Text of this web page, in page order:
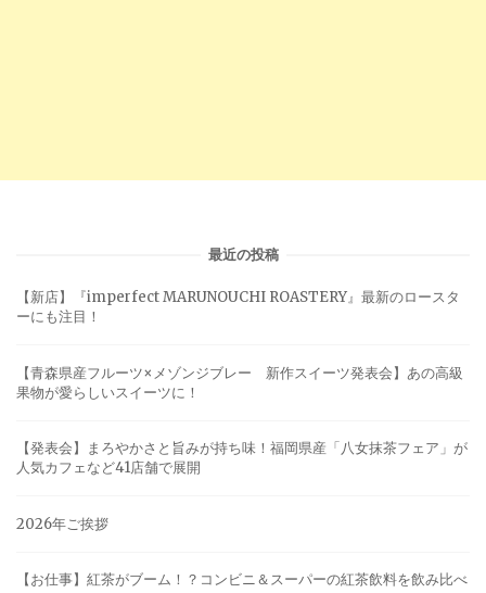
最近の投稿
【新店】『imperfect MARUNOUCHI ROASTERY』最新のロースタ
ーにも注目！
【青森県産フルーツ×メゾンジブレー 新作スイーツ発表会】あの高級
果物が愛らしいスイーツに！
【発表会】まろやかさと旨みが持ち味！福岡県産「八女抹茶フェア」が
人気カフェなど41店舗で展開
2026年ご挨拶
【お仕事】紅茶がブーム！？コンビニ＆スーパーの紅茶飲料を飲み比べ